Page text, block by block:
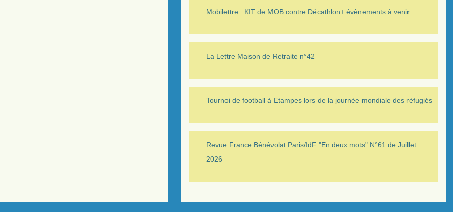
Mobilettre : KIT de MOB contre Décathlon+ évènements à venir
La Lettre Maison de Retraite n°42
Tournoi de football à Etampes lors de la journée mondiale des réfugiés
Revue France Bénévolat Paris/IdF "En deux mots" N°61 de Juillet
2026